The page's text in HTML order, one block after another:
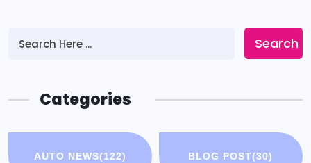
Search
Categories
AUTO NEWS(122) BLOG POST(30)